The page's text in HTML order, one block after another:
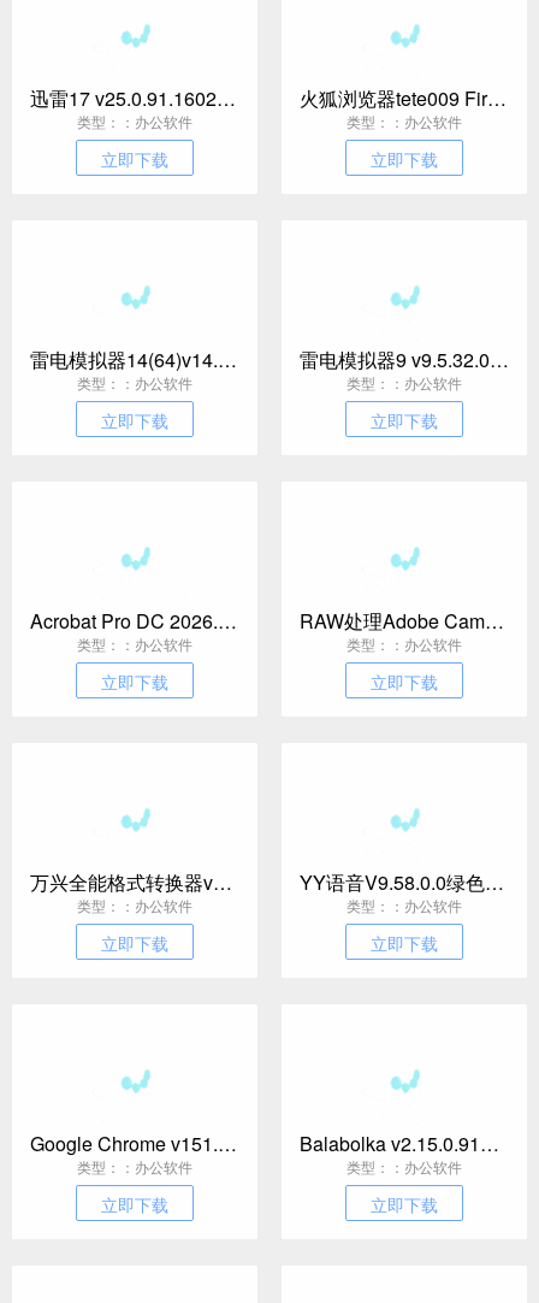
迅雷17 v25.0.91.1602绿色精简版
类型：：办公软件
立即下载
火狐浏览器tete009 Firefox v153.0.3便携版
类型：：办公软件
立即下载
雷电模拟器14(64)v14.0.22绿色纯净版
类型：：办公软件
立即下载
雷电模拟器9 v9.5.32.0绿色纯净版
类型：：办公软件
立即下载
Acrobat Pro DC 2026.001.21779绿色版
类型：：办公软件
立即下载
RAW处理Adobe Camera Raw v18.5.0中文版
类型：：办公软件
立即下载
万兴全能格式转换器v17.4.7.651绿色版
类型：：办公软件
立即下载
YY语音V9.58.0.0绿色多开纯净版
类型：：办公软件
立即下载
Google Chrome v151.0.7922.76绿色便携版
类型：：办公软件
立即下载
Balabolka v2.15.0.914绿色版
类型：：办公软件
立即下载